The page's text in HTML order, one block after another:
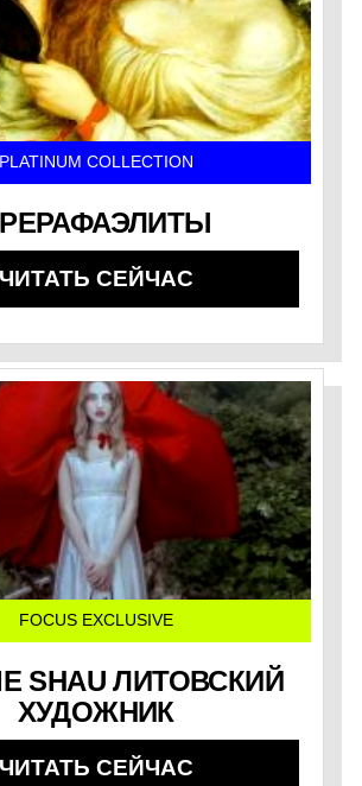
PLATINUM COLLECTION
ЧИТАТЬ СЕЙЧАС
FOCUS EXCLUSIVE
SHAU ЛИТОВСКИЙ
ХУДОЖНИК
ЧИТАТЬ СЕЙЧАС